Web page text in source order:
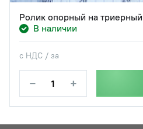
Ролик опорный на
В наличии
с НДС / за
− +